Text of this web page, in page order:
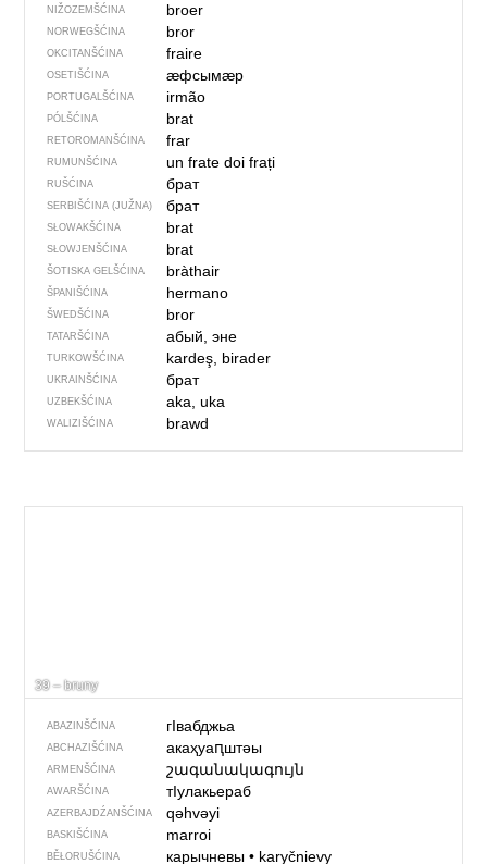
NIŽOZEMŠĆINA broer
NORWEGŠĆINA bror
OKCITANŠĆINA fraire
OSETIŠĆINA ӕфсымӕр
PORTUGALŠĆINA irmão
PÓLŠĆINA brat
RETOROMANŠĆINA frar
RUMUNŠĆINA un fratedoi frați
RUŠĆINA брат
SERBIŠĆINA (JUŽNA) брат
SŁOWAKŠĆINA brat
SŁOWJENŠĆINA brat
ŠOTISKA GELŠĆINA bràthair
ŠPANIŠĆINA hermano
ŠWEDŠĆINA bror
TATARŠĆINA абый, эне
TURKOWŠĆINA kardeş, birader
UKRAINŠĆINA брат
UZBEKŠĆINA aka, uka
WALIZIŠĆINA brawd
39 – bruny
ABAZINŠĆINA гIвабджьа
ABCHAZIŠĆINA акаҳуаԥштəы
ARMENŠĆINA շագանակագույն
AWARŠĆINA тIулакьераб
AZERBAJDŹANŠĆINA qəhvəyi
BASKIŠĆINA marroi
BĚŁORUŠĆINA карычневы• karyčnievy